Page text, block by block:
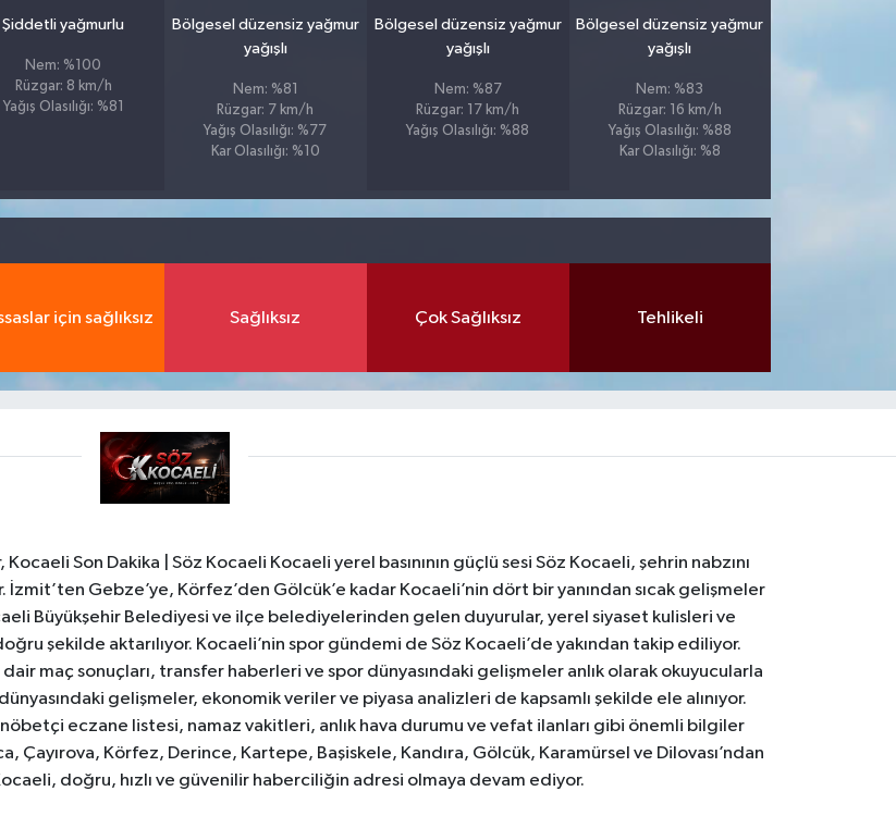
Şiddetli yağmurlu
Nem: %100
Rüzgar: 8 km/h
Yağış Olasılığı: %81
Bölgesel düzensiz yağmur
yağışlı
Nem: %81
Rüzgar: 7 km/h
Yağış Olasılığı: %77
Kar Olasılığı: %10
Bölgesel düzensiz yağmur
yağışlı
Nem: %87
Rüzgar: 17 km/h
Yağış Olasılığı: %88
Bölgesel düzensiz yağmur
yağışlı
Nem: %83
Rüzgar: 16 km/h
Yağış Olasılığı: %88
Kar Olasılığı: %8
için sağlıksız Sağlıksız Çok Sağlıksız Tehlikeli
Son Dakika | Söz Kocaeli Kocaeli yerel basınının güçlü sesi Söz Kocaeli, şehrin nabzını
İzmit’ten Gebze’ye, Körfez’den Gölcük’e kadar Kocaeli’nin dört bir yanından sıcak gelişmeler
Büyükşehir Belediyesi ve ilçe belediyelerinden gelen duyurular, yerel siyaset kulisleri ve
şekilde aktarılıyor. Kocaeli’nin spor gündemi de Söz Kocaeli’de yakından takip ediliyor.
maç sonuçları, transfer haberleri ve spor dünyasındaki gelişmeler anlık olarak okuyucularla
gelişmeler, ekonomik veriler ve piyasa analizleri de kapsamlı şekilde ele alınıyor.
nöbetçi eczane listesi, namaz vakitleri, anlık hava durumu ve vefat ilanları gibi önemli bilgiler
Körfez, Derince, Kartepe, Başiskele, Kandıra, Gölcük, Karamürsel ve Dilovası’ndan
doğru, hızlı ve güvenilir haberciliğin adresi olmaya devam ediyor.